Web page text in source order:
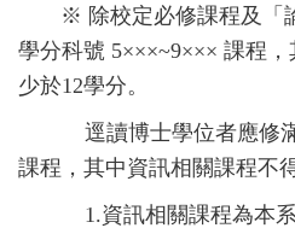
※ 除校定必修課程及「
學分科號 5×××~9××× 課程，
少於12學分。
逕讀博士學位者應修
課程，其中資訊相關課程不
1.資訊相關課程為本系